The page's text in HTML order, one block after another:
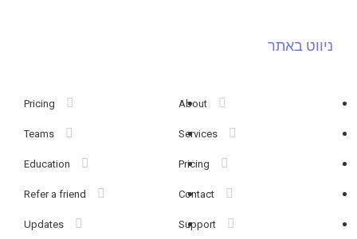
ניווט באתר
About
Services
Pricing
Contact
Support
Pricing
Teams
Education
Refer a friend
Updates